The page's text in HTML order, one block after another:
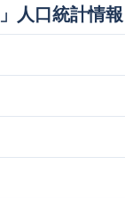
」人口統計情報